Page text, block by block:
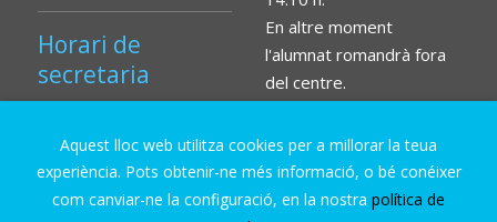
Horari de
secretaria
09.30 h a 13.30 h.
En altre moment
l'alumnat romandrà fora
del centre.
Aquest lloc web utilitza cookies per a millorar la teua
experiència. Pots obtenir-ne més informació, o bé conéixer
com canviar-ne la configuració, en la nostra política de